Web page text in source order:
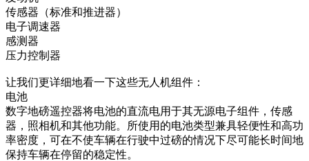
传感器（标准和推进器）
电子调速器
感测器
压力控制器
让我们更详细地看一下这些无人机组件：
电池
数字地磅遥控器将电池的直流电用于其无源电子组件，传感
器，照相机和其他功能。所使用的电池类型兼具轻便性和高功
率密度，可在不使车辆在行驶中过磅的情况下尽可能长时间地
保持车辆在停留的稳定性。